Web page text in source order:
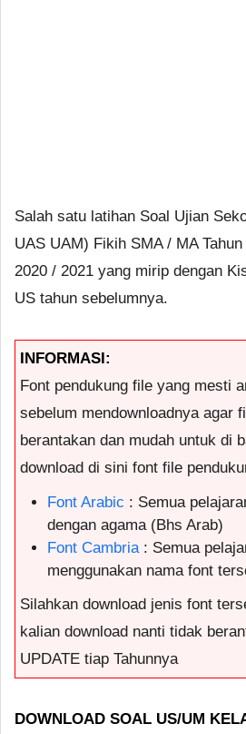
Salah satu latihan Soal Ujian
UAS UAM) Fikih SMA / MA
2020 / 2021 yang mirip dengan
US tahun sebelumnya.
INFORMASI:
Font pendukung file yang mesti
sebelum mendownloadnya agar
berantakan dan mudah untuk di
download di sini font file
Font Arabic : Semua
dengan agama (Bhs Arab)
Font Cambria: Semua
menggunakan nama font
Silahkan download jenis font
kalian download nanti tidak
UPDATE tiap Tahunnya
DOWNLOAD SOAL US/UM